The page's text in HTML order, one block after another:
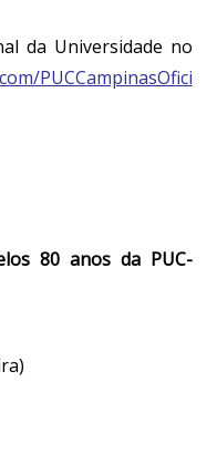
da Universidade no
PUCCampinasOfici
80 anos da PUC-